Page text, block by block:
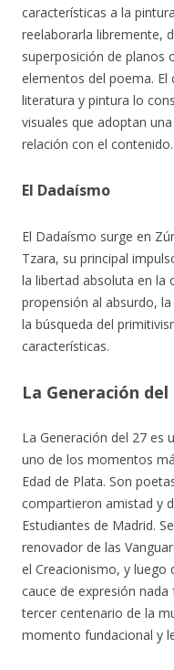
características a la
reelaborarla libremente,
superposición de planos
elementos del poema.
literatura y pintura lo
visuales que adoptan
relación con el contenido.
El Dadaísmo
El Dadaísmo surge en
Tzara, su principal
la libertad absoluta en la
propensión al absurdo,
la búsqueda del
características.
La Generación del
La Generación del 27 es
uno de los momentos
Edad de Plata. Son
compartieron amistad y
Estudiantes de Madrid.
renovador de las
el Creacionismo, y luego
cauce de expresión
tercer centenario de la
momento fundacional y